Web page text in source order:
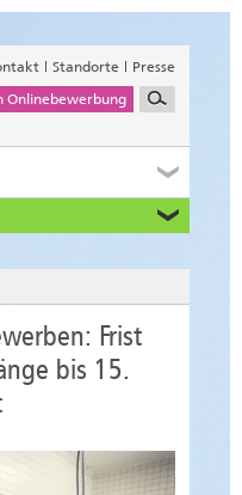
Standorte
Presse
Onlinebewerbung
Frist
bis 15.